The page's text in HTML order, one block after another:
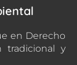
en Derecho
tradicional y